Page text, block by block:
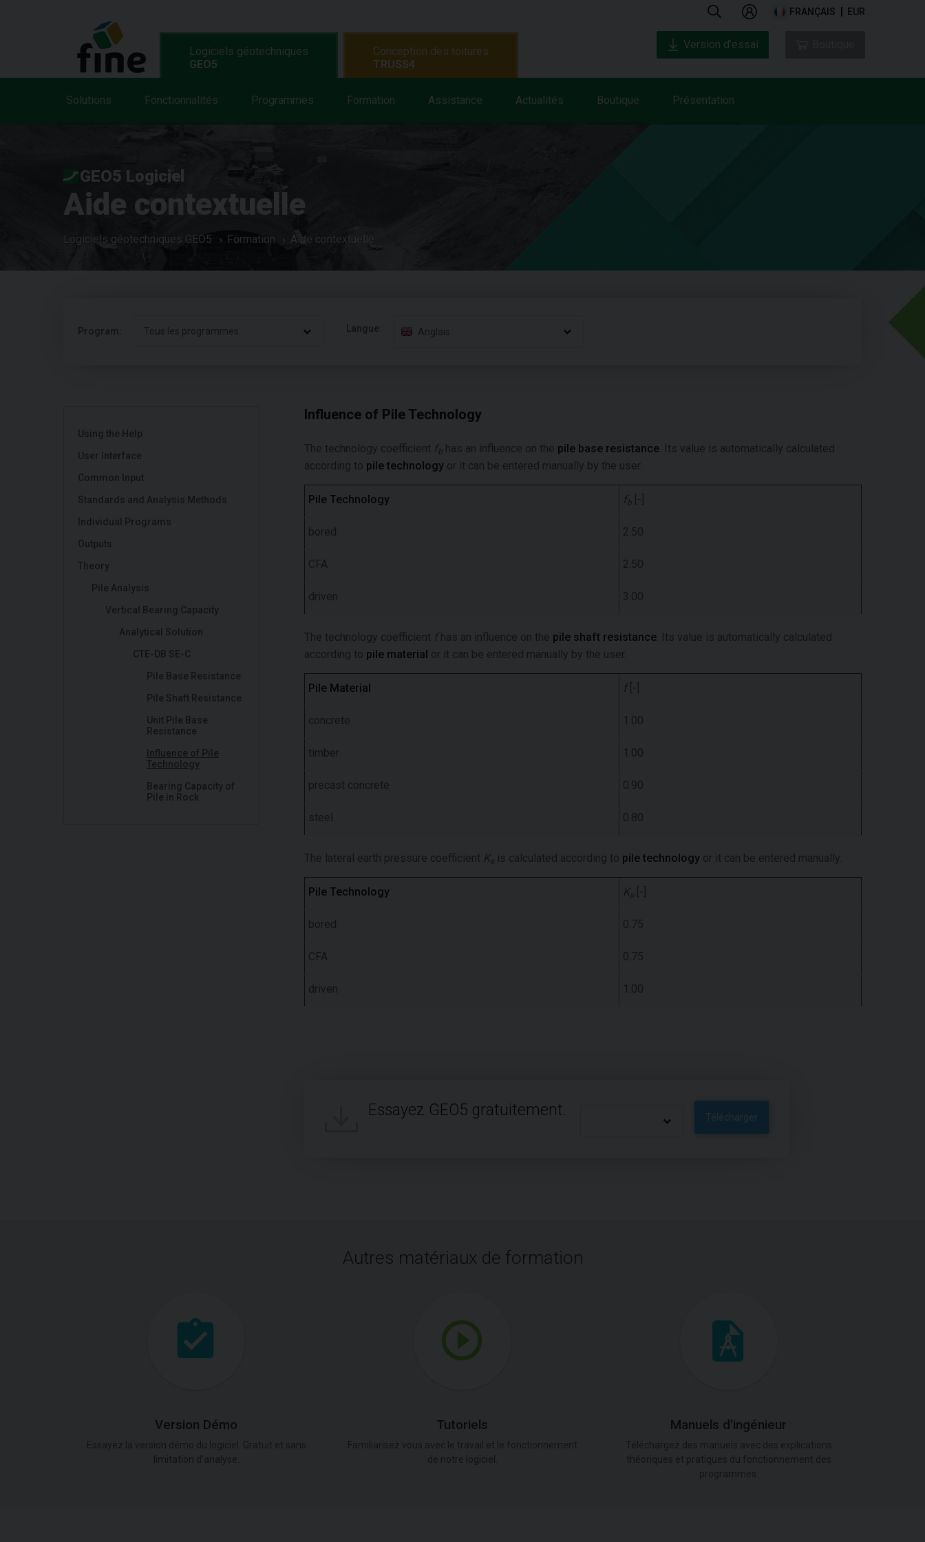
FRANÇAIS EUR
Logiciels géotechniques
GEO5
Solutions Fonctionnalités Programmes Formation Assistance Actualités Boutique Présentation
Conception des toitures
TRUSS4
Version d’essai
GEO5 Logiciel
Aide contextuelle
Logiciels géotechniques GEO5 Formation Aide contextuelle
Program: Tous les programmes Langue: Anglais
Using the Help
User Interface
Common Input
Standards and Analysis Methods
Individual Programs
Outputs
Theory
Pile Analysis
Vertical Bearing Capacity
Analytical Solution
CTE-DB SE-C
Pile Base Resistance
Pile Shaft Resistance
Unit Pile Base
Resistance
Influence of Pile
Technology
Bearing Capacity of
Pile in Rock
Influence of Pile Technology
The technology coefficient fb has an influence on the pile base resistance . Its value is automatically calculated
according to pile technology or it can be entered manually by the user.
Pile Technology f b [-]
bored 2.50
CFA 2.50
driven 3.00
The technology coefficient fhas an influence on the pile shaft resistance . Its value is automatically calculated
according to pile material or it can be entered manually by the user.
Pile Material f[-]
concrete 1.00
timber 1.00
precast concrete 0.90
steel 0.80
The lateral earth pressure coefficient Ks is calculated according to pile technology or it can be entered manually.
Pile Technology Ks [-]
bored 0.75
CFA 0.75
driven 1.00
Essayez GEO5 gratuitement. Télécharger
Autres matériaux de formation
Version Démo Tutoriels Manuels d'ingénieur